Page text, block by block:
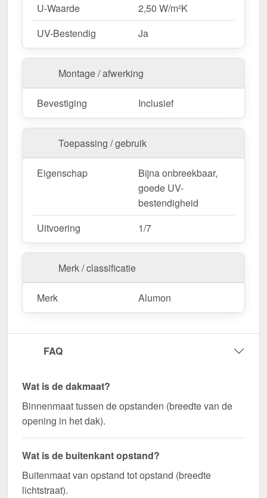
U-Waarde
2,50 W/m²K
UV-Bestendig
Ja
Montage / afwerking
Bevestiging Inclusief
Toepassing / gebruik
Eigenschap
Bijna onbreekbaar,
goede UV-
bestendigheid
Uitvoering
1/7
Merk / classificatie
Merk Alumon
FAQ
Wat is de dakmaat?
Binnenmaat tussen de opstanden (breedte van de
opening in het dak).
Wat is de buitenkant opstand?
Buitenmaat van opstand tot opstand (breedte
lichtstraat).